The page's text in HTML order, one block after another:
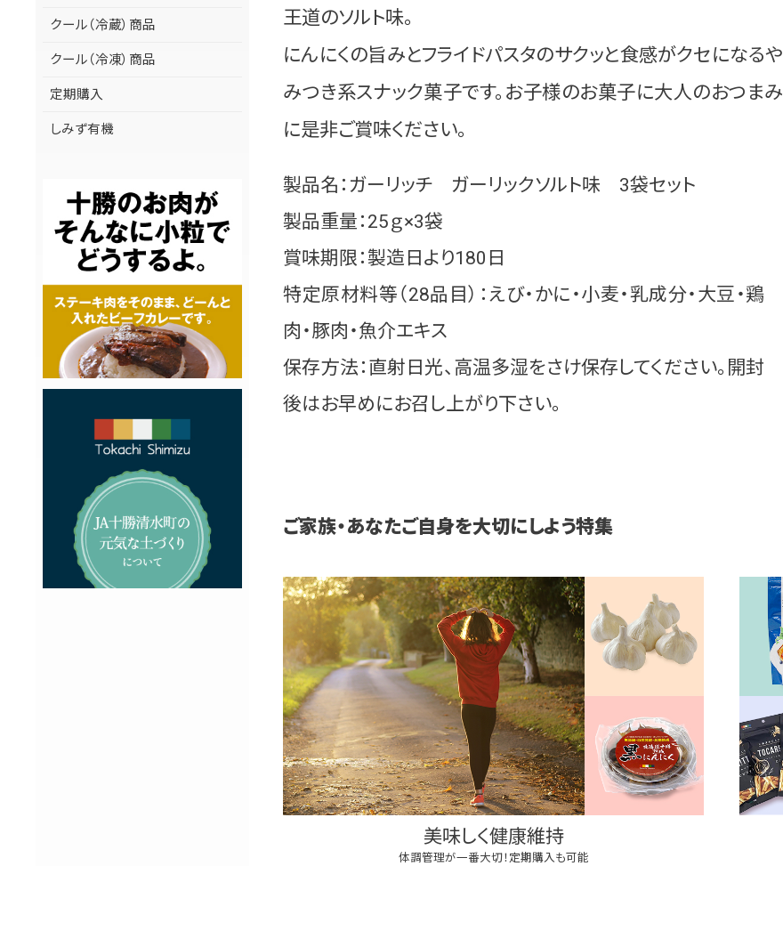
クール（冷蔵）商品
クール（冷凍）商品
定期購入
しみず有機
王道のソルト味。
にんにくの旨みとフライドパスタのサクッと食感がクセになるや
みつき系スナック菓子です。お子様のお菓子に大人のおつまみ
に是非ご賞味ください。
製品名：ガーリッチ ガーリックソルト味 3袋セット
製品重量：25ｇ×3袋
賞味期限：製造日より180日
特定原材料等（28品目）：えび・かに・小麦・乳成分・大豆・鶏
肉・豚肉・魚介エキス
保存方法：直射日光、高温多湿をさけ保存してください。開封
後はお早めにお召し上がり下さい。
ご家族・あなたご自身を大切にしよう特集
美味しく健康維持
体調管理が一番大切！定期購入も可能